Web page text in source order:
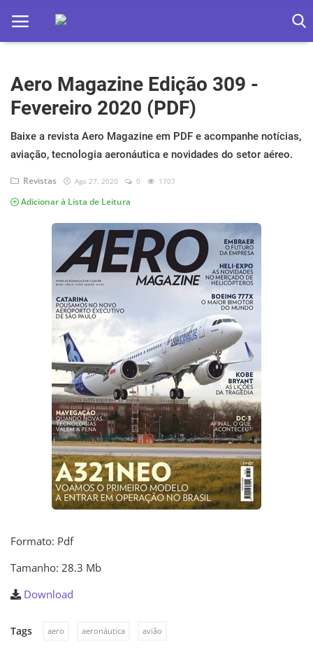
Home
Apps
Ebooks
Web
Jogos hoje na TV
Aero Magazine Edição 309 -
Fevereiro 2020 (PDF)
Baixe a revista Aero Magazine em PDF e acompanhe notícias,
aviação, tecnologia aeronáutica e novidades do setor aéreo.
Revistas Ago 27, 2020 0 1707
Adicionar à Lista de Leitura
Formato: Pdf
Tamanho: 28.3 Mb
Download
Tags aero aeronáutica avião